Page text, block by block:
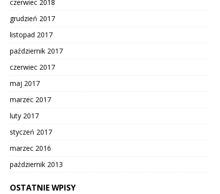
czerwiec 2018
grudzień 2017
listopad 2017
październik 2017
czerwiec 2017
maj 2017
marzec 2017
luty 2017
styczeń 2017
marzec 2016
październik 2013
OSTATNIE WPISY